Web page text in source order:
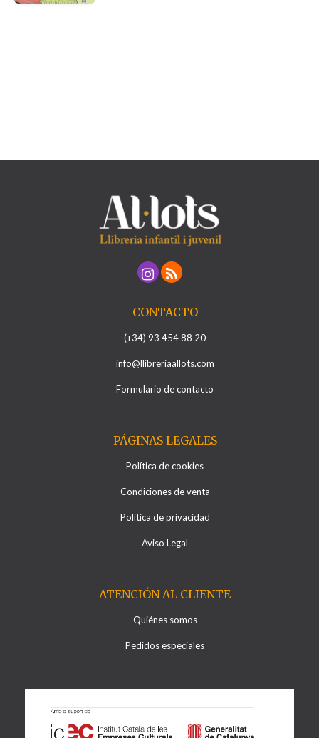
CONTACTO
(+34) 93 454 88 20
info@llibreriaallots.com
Formulario de contacto
PÁGINAS LEGALES
Política de cookies
Condiciones de venta
Política de privacidad
Aviso Legal
ATENCIÓN AL CLIENTE
Quiénes somos
Pedidos especiales